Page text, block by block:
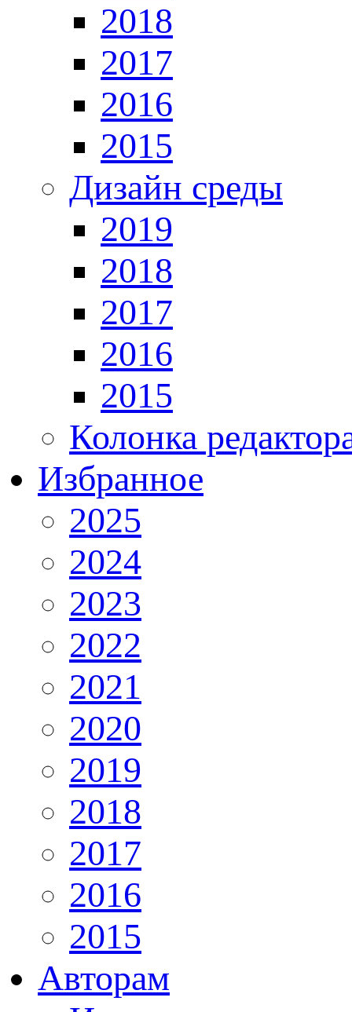
2018
2017
2016
2015
Дизайн среды
2019
2018
2017
2016
2015
Колонка
Избранное
2025
2024
2023
2022
2021
2020
2019
2018
2017
2016
2015
Авторам